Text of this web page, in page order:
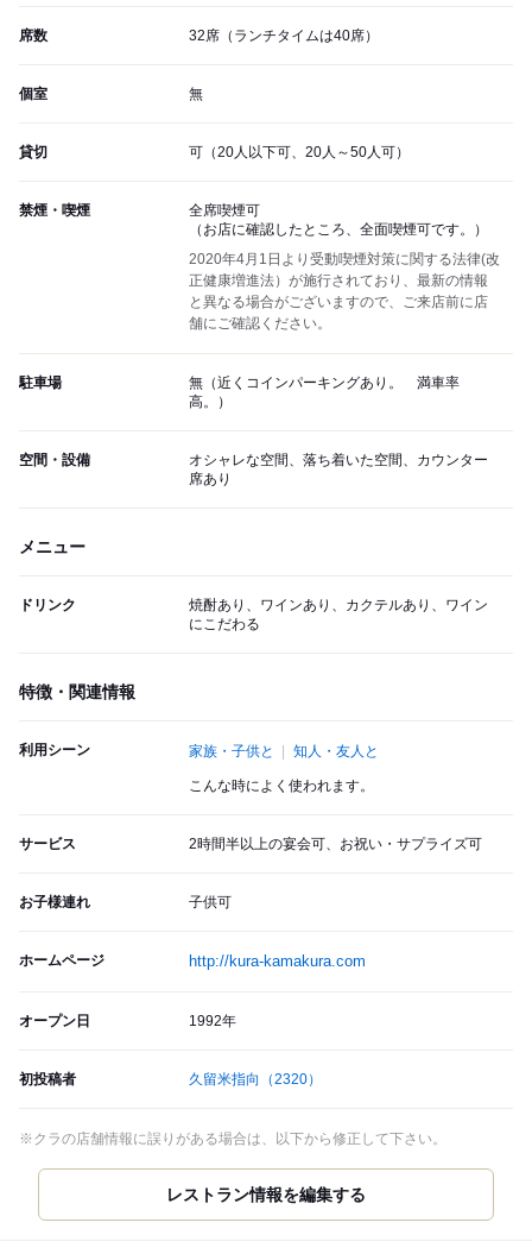
席数 32席（ランチタイムは40席）
個室 無
貸切 可（20人以下可、20人～50人可）
禁煙・喫煙
全席喫煙可
（お店に確認したところ、全面喫煙可です。）
2020年4月1日より受動喫煙対策に関する法律(改
正健康増進法）が施行されており、最新の情報
と異なる場合がございますので、ご来店前に店
舗にご確認ください。
駐車場
無（近くコインパーキングあり。 満車率
高。）
空間・設備
オシャレな空間、落ち着いた空間、カウンター
席あり
メニュー
ドリンク
焼酎あり、ワインあり、カクテルあり、ワイン
にこだわる
特徴・関連情報
利用シーン 家族・子供と 知人・友人と
こんな時によく使われます。
サービス 2時間半以上の宴会可、お祝い・サプライズ可
お子様連れ 子供可
ホームページ http://kura-kamakura.com
オープン日 1992年
初投稿者 久留米指向 （2320）
※クラの店舗情報に誤りがある場合は、以下から修正して下さい。
レストラン情報を編集する